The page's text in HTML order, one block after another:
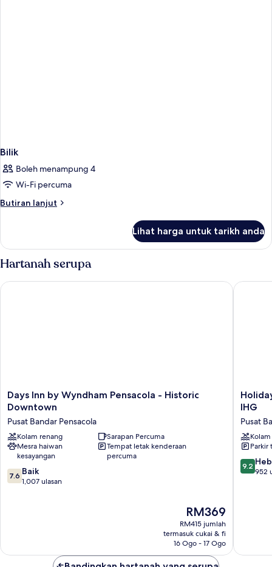
Bilik
Boleh menampung 4
Wi-Fi percuma
Butiran lanjut
Butiran
Lihat harga untuk tarikh anda
Hartanah serupa
Days
Inn
Wyndham
Pensacola
-
Historic
Downtown
Pusat
Days Inn by Wyndham Pensacola - Historic
Downtown
Pusat Bandar Pensacola
Kolam renang
Sarapan Percuma
Mesra haiwan
kesayangan
Tempat letak kenderaan
percuma
7.6
daripada
7.6 Baik
1,007 ulasan
Harga
ialah
RM369
RM369
RM415 jumlah
termasuk cukai & fi
16 Ogo - 17 Ogo
Days Inn by Wyndham Pensacola - Historic Downtown
Holiday
Inn
by
IHG
Pusat
IHG
Pusat
Parkir
9.2
9.2
952
Holiday